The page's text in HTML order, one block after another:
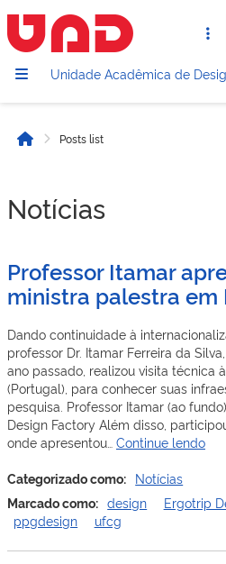
Unidade Acadêmica de
InícioPosts list
Notícias
Professor Itamar
ministra palestra em
Dando continuidade à
professor Dr. Itamar Ferreira da
ano passado, realizou visita técnica
(Portugal), para conhecer suas
pesquisa. Professor Itamar (ao
Design Factory Além disso,
onde apresentou… Continue lendo
e
Categorizado como: Notícias
Marcado como: design Ergotrip
ppgdesign
ufcg